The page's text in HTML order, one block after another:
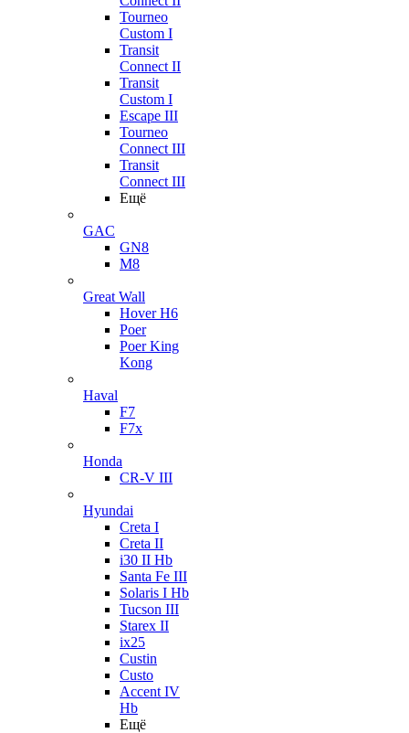
Tourneo
Custom I
Transit
Connect II
Transit
Custom I
Escape III
Tourneo
Connect III
Transit
Connect III
Ещё
GAC
GN8
M8
Great Wall
Hover H6
Poer
Poer King
Kong
Haval
F7
F7x
Honda
CR-V III
Hyundai
Creta I
Creta II
i30 II Hb
Santa Fe III
Solaris I Hb
Tucson III
Starex II
ix25
Custin
Custo
Accent IV
Hb
Ещё